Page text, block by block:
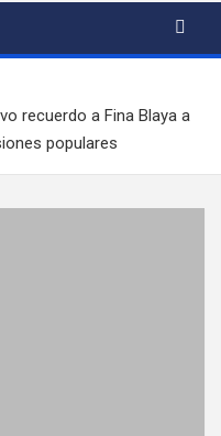
recuerdo a Fina Blaya a
populares